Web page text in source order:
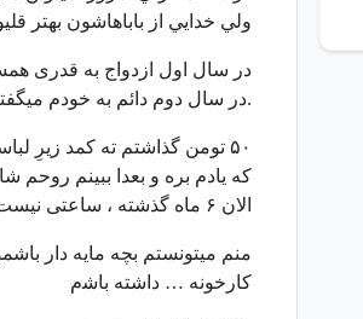
ولي خدايي از باباهاشون بهتر
در سال اول ازدواج به قدری
.در سال دوم دائم به خودم
۵۰ تومن گذاشتم ته کمد زیرِ لباسام
که یادم بره و بعدا ببینم روحم
الان ۶ ماه گذشته ، ساعتی نیست که بهش فکر نکنم.
ﻣﻨﻢ ﻣﯿﺘﻮﻧﺴﺘﻢ ﺑﭽﻪ ﻣﺎﯾﻪ ﺩﺍﺭ
ﻛﺎﺭﺧﻮﻧﻪ … ﺩﺍﺷﺘﻪ ﺑﺎﺷم